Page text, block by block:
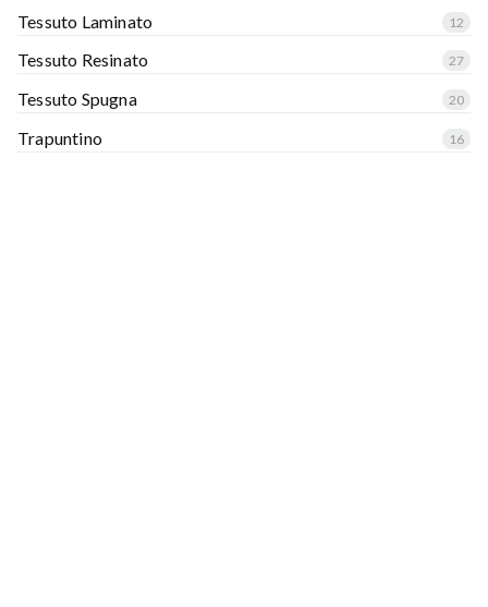
Tessuto Laminato 12
Tessuto Resinato 27
Tessuto Spugna 20
Trapuntino 16